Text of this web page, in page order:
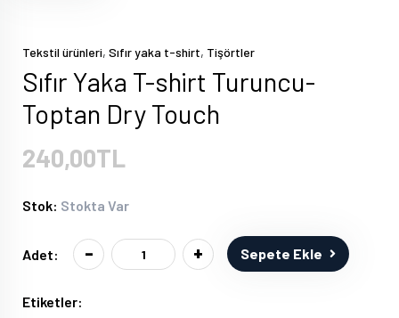
Tekstil ürünleri, Sıfır yaka t-shirt, Tişörtler
Sıfır Yaka T-shirt Turuncu-
Toptan Dry Touch
240,00TL
Stok: Stokta Var
Adet: - + Sepete Ekle
Etiketler: